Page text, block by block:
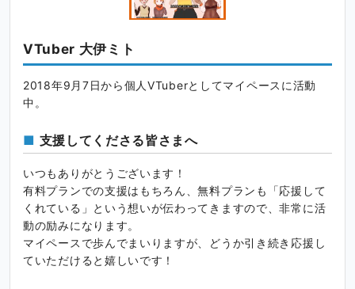
VTuber 大伊ミト
2018年9月7日から個人VTuberとしてマイペースに活動
中。
支援してくださる皆さまへ
いつもありがとうございます！
有料プランでの支援はもちろん、無料プランも「応援して
くれている」という想いが伝わってきますので、非常に活
動の励みになります。
マイペースで歩んでまいりますが、どうか引き続き応援し
ていただけると嬉しいです！